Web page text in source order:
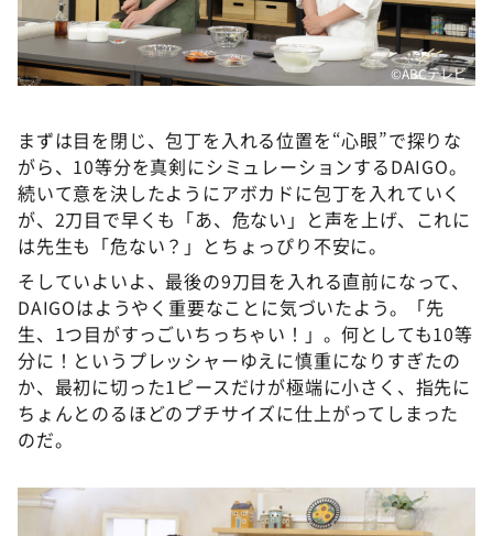
©️ABCテレビ
まずは目を閉じ、包丁を入れる位置を“心眼”で探りな
がら、10等分を真剣にシミュレーションするDAIGO。
続いて意を決したようにアボカドに包丁を入れていく
が、2刀目で早くも「あ、危ない」と声を上げ、これに
は先生も「危ない？」とちょっぴり不安に。
そしていよいよ、最後の9刀目を入れる直前になって、
DAIGOはようやく重要なことに気づいたよう。「先
生、1つ目がすっごいちっちゃい！」。何としても10等
分に！というプレッシャーゆえに慎重になりすぎたの
か、最初に切った1ピースだけが極端に小さく、指先に
ちょんとのるほどのプチサイズに仕上がってしまった
のだ。